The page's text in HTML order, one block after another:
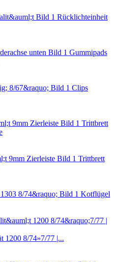
Rücklichteinheit
Gummipads
Clips
Trittbrett
Trittbrett
Kotflügel
1200 8/74»7/77 |...